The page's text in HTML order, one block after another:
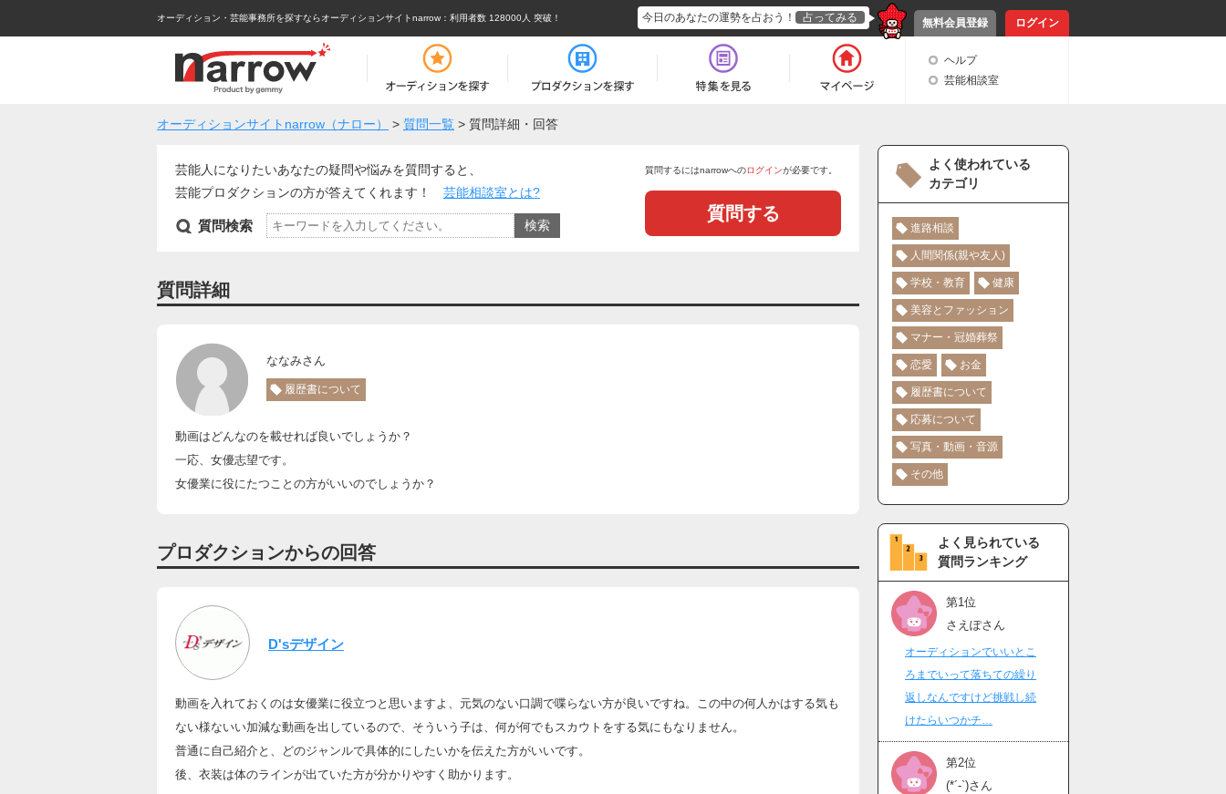
オーディション・芸能事務所を探すならオーディションサイトnarrow ：利用者数 128000人 突破！ 無料会員登録 ログイン
今日のあなたの運勢を占おう！ 占ってみる
ヘルプ
芸能相談室
オーディションサイトnarrow（ナロー） > 質問一覧 > 質問詳細・回答
芸能人になりたいあなたの疑問や悩みを質問すると、
芸能プロダクションの方が答えてくれます！ 芸能相談室とは?
質問検索
質問するにはnarrowへのログインが必要です。
質問する
質問詳細
ななみさん
履歴書について
動画はどんなのを載せれば良いでしょうか？
一応、女優志望です。
女優業に役にたつことの方がいいのでしょうか？
プロダクションからの回答
D'sデザイン
動画を入れておくのは女優業に役立つと思いますよ、元気のない口調で喋らない方が良いですね。この中の何人かはする気も
ない様ないい加減な動画を出しているので、そういう子は、何が何でもスカウトをする気にもなりません。
普通に自己紹介と、どのジャンルで具体的にしたいかを伝えた方がいいです。
後、衣装は体のラインが出ていた方が分かりやすく助かります。
よく使われている
カテゴリ
進路相談
人間関係(親や友人)
学校・教育 健康
美容とファッション
マナー・冠婚葬祭
恋愛 お金
履歴書について
応募について
写真・動画・音源
その他
よく見られている
質問ランキング
第1位
さえぽさん
オーディションでいいとこ
ろまでいって落ちての繰り
返しなんですけど挑戦し続
けたらいつかチ…
第2位
(*´-`)さん